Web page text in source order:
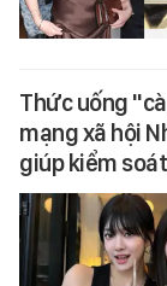
Thức uống
mạng xã hội
giúp kiểm